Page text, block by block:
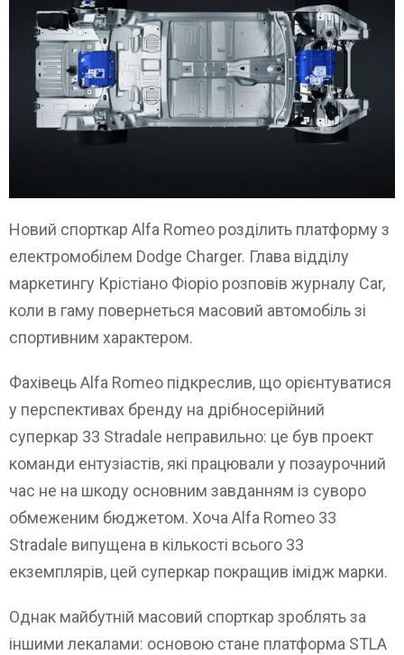
Новий спорткар Alfa Romeo розділить платформу з
електромобілем Dodge Charger. Глава відділу
маркетингу Крістіано Фіоріо розповів журналу Car,
коли в гаму повернеться масовий автомобіль зі
спортивним характером.
Фахівець Alfa Romeo підкреслив, що орієнтуватися
у перспективах бренду на дрібносерійний
суперкар 33 Stradale неправильно: це був проект
команди ентузіастів, які працювали у позаурочний
час не на шкоду основним завданням із суворо
обмеженим бюджетом. Хоча Alfa Romeo 33
Stradale випущена в кількості всього 33
екземплярів, цей суперкар покращив імідж марки.
Однак майбутній масовий спорткар зроблять за
іншими лекалами: основою стане платформа STLA